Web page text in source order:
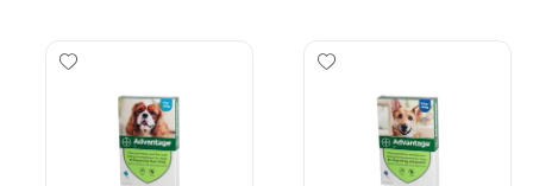
Add wishlist
Add wishlist